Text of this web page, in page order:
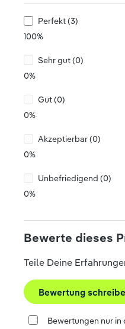
Perfekt (3)
100%
Sehr gut (0)
0%
Gut (0)
0%
Akzeptierbar (0)
0%
Unbefriedigend (0)
0%
Bewerte dieses
Teile Deine
Bewertung
Bewertungen nur